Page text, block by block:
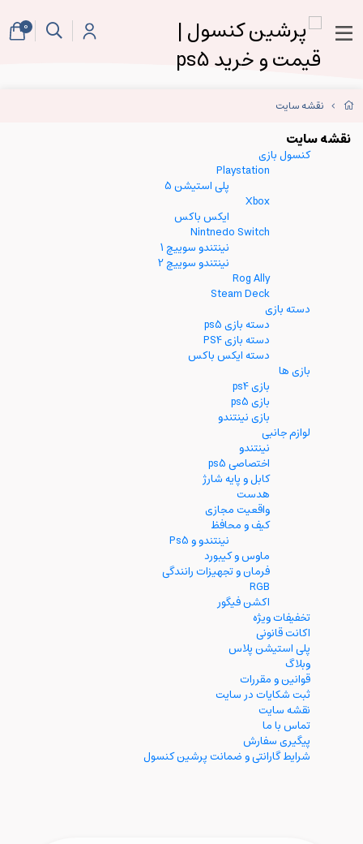
نقشه سایت
نقشه سایت
کنسول بازی
Playstation
پلی استیشن 5
Xbox
ایکس باکس
Nintnedo Switch
نینتندو سوییچ 1
نینتندو سوییچ 2
Rog Ally
Steam Deck
دسته بازی
دسته بازی ps5
دسته بازی PS4
دسته ایکس باکس
بازی ها
بازی ps4
بازی ps5
بازی نینتندو
لوازم جانبی
نینتندو
اختصاصی ps5
کابل و پایه شارژ
هدست
واقعیت مجازی
کیف و محافظ
نینتندو و Ps5
ماوس و کیبورد
فرمان و تجهیزات رانندگی
RGB
اکشن فیگور
تخفیفات ویژه
اکانت قانونی
پلی استیشن پلاس
وبلاگ
قوانین و مقررات
ثبت شکایات در سایت
نقشه سایت
تماس با ما
پیگیری سفارش
شرایط گارانتی و ضمانت پرشین کنسول
0